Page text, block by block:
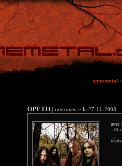
zonemetal >
OPETH | interview ~ le 27-11-2008
avec :
-